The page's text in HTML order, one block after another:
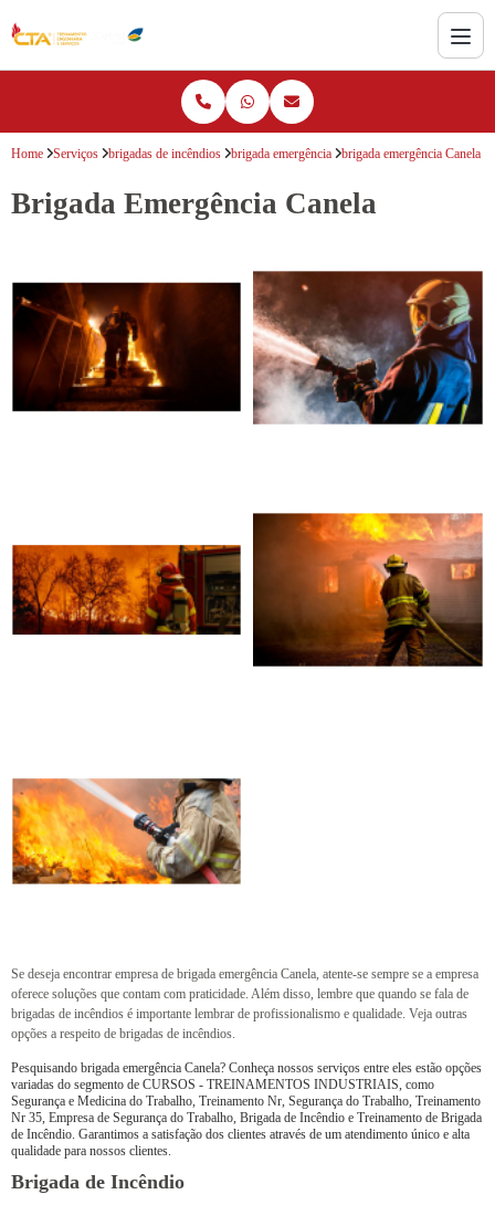
Home Serviços brigadas de incêndios brigada emergência brigada emergência Canela
Brigada Emergência Canela
Se deseja encontrar empresa de brigada emergência Canela, atente-se sempre se a empresa
oferece soluções que contam com praticidade. Além disso, lembre que quando se fala de
brigadas de incêndios é importante lembrar de profissionalismo e qualidade. Veja outras
opções a respeito de brigadas de incêndios.
Pesquisando brigada emergência Canela? Conheça nossos serviços entre eles estão opções
variadas do segmento de CURSOS - TREINAMENTOS INDUSTRIAIS, como
Segurança e Medicina do Trabalho, Treinamento Nr, Segurança do Trabalho, Treinamento
Nr 35, Empresa de Segurança do Trabalho, Brigada de Incêndio e Treinamento de Brigada
de Incêndio. Garantimos a satisfação dos clientes através de um atendimento único e alta
qualidade para nossos clientes.
Brigada de Incêndio